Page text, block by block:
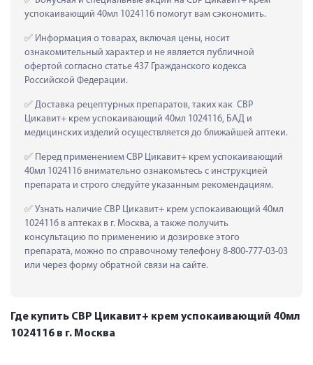
успокаивающий 40мл 1024116 помогут вам сэкономить.
Информация о товарах, включая цены, носит
ознакомительный характер и не является публичной
офертой согласно статье 437 Гражданского кодекса
Российской Федерации.
Доставка рецептурных препаратов, таких как  СВР
Цикавит+ крем успокаивающий 40мл 1024116, БАД и
медицинских изделий осуществляется до ближайшей аптеки.
Перед применением СВР Цикавит+ крем успокаивающий
40мл 1024116 внимательно ознакомьтесь с инструкцией
препарата и строго следуйте указанным рекомендациям.
Узнать наличие СВР Цикавит+ крем успокаивающий 40мл
1024116 в аптеках в г. Москва, а также получить
консультацию по применению и дозировке этого
препарата, можно по справочному телефону 8-800-777-03-03
или через форму обратной связи на сайте.
Где купить СВР Цикавит+ крем успокаивающий 40мл
1024116 в г. Москва